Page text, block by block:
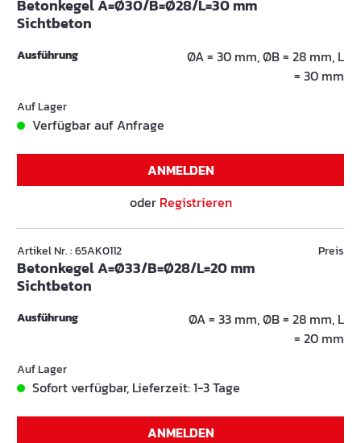
Betonkegel A=Ø30/B=Ø28/L=30 mm
Sichtbeton
Ausführung
ØA = 30 mm, ØB = 28 mm, L
= 30 mm
Auf Lager
Verfügbar auf Anfrage
ANMELDEN
oder Registrieren
Artikel Nr. : 65AK0112
Betonkegel A=Ø33/B=Ø28/L=20 mm
Sichtbeton
Preis
Ausführung
ØA = 33 mm, ØB = 28 mm, L
= 20 mm
Auf Lager
Sofort verfügbar, Lieferzeit: 1-3 Tage
ANMELDEN